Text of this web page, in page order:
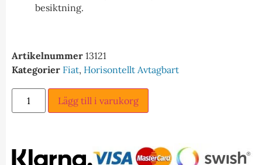
besiktning.
Artikelnummer 13121
Kategorier Fiat, Horisontellt Avtagbart
Lägg till i varukorg